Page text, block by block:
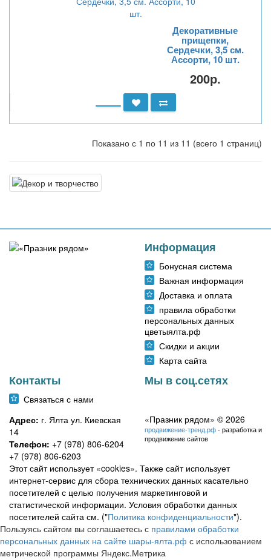
Декоративные
прищепки,
Сердечки, 3,5 см.
Ассорти, 10 шт.
200р.
Показано с 1 по 11 из 11 (всего 1 страниц)
Информация
Бонусная система
Важная информация
Доставка и оплата
правила обработки
персональных данных
цветыялта.рф
Скидки и акции
Карта сайта
Контакты
Связаться с нами
Адрес: г. Ялта ул. Киевская
14
Телефон: +7 (978) 806-6204
+7 (978) 806-6203
Мы в соц.сетях
«Празник рядом» © 2026
продвижение-тренд.рф- разработка и
продвижение сайтов
Этот сайт использует «cookies». Также сайт использует
интернет-сервис для сбора технических данных касательно
посетителей с целью получения маркетинговой и
статистической информации. Условия обработки данных
посетителей сайта см. ("Политика конфиденциальности").
Пользуясь сайтом вы соглашаетесь с правилами обработки
персональных данных на сайте шары-ялта.рф с использованием
метрической программы Яндекс.Метрика